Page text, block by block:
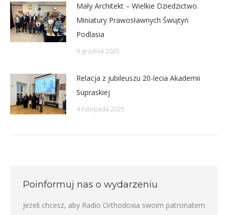
Mały Architekt – Wielkie Dziedzictwo.
Miniatury Prawosławnych Świątyń
Podlasia
9 grudnia 2025
Relacja z jubileuszu 20-lecia Akademii
Supraskiej
4 listopada 2025
Poinformuj nas o wydarzeniu
Jeżeli chcesz, aby Radio Orthodoxia swoim patronatem